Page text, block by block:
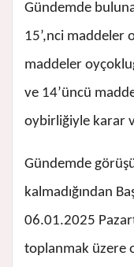
Gündemde
15’,nci maddeler
maddeler
ve 14’üncü
oybirliğiyle karar
Gündemde
kalmadığından
06.01.2025
toplanmak üzere